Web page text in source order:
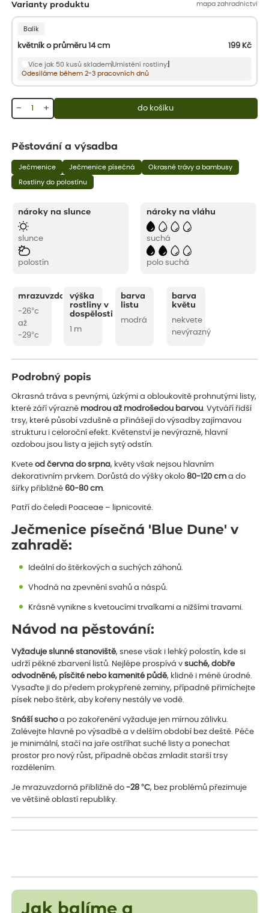
Varianty produktu mapa zahradnictví
Balík
květník o průměru 14 cm 199 Kč
Více jak 50 kusů sklademUmístění rostliny:
Odesíláme během 2-3 pracovních dnů
+
− do košíku
Pěstování a výsadba
Ječmenice Ječmenice písečná Okrasné trávy a bambusy
Rostliny do polostínu
nároky na slunce
slunce
polostín
nároky na vláhu
suchá
polo suchá
mrazuvzdornost
-26°c
až
-29°c
výška
rostliny v
dospělosti
1 m
barva
listu
modrá
barva
květu
nekvete
nevýrazný
Podrobný popis
Okrasná tráva s pevnými, úzkými a obloukovitě prohnutými listy,
které září výrazně modrou až modrošedou barvou. Vytváří řidší
trsy, které působí vzdušně a přinášejí do výsadby zajímavou
strukturu i celoroční efekt. Květenství je nevýrazné, hlavní
ozdobou jsou listy a jejich sytý odstín.
Kveteod června do srpna, květy však nejsou hlavním
dekorativním prvkem. Dorůstá do výšky okolo80-120 cm a do
šířky přibližně 60-80 cm
Patří do čeledi Poaceae – lipnicovité.
Ječmenice písečná 'Blue Dune' v
zahradě:
Ideální do štěrkových a suchých záhonů.
Vhodná na zpevnění svahů a náspů.
Krásně vynikne s kvetoucími trvalkami a nižšími travami.
Návod na pěstování:
Vyžaduje slunné stanoviště, snese však i lehký polostín, kde si
udrží pěkné zbarvení listů. Nejlépe prospívá vsuché, dobře
odvodněné, písčité nebo kamenité půdě, klidně i méně úrodné.
Vysaďte ji do předem prokypřené zeminy, případně přimíchejte
písek nebo štěrk, aby kořeny nestály ve vodě.
Snáší suchoa po zakořenění vyžaduje jen mírnou zálivku.
Zalévejte hlavně po výsadbě a v delším období bez deště. Péče
je minimální, stačí na jaře ostříhat suché listy a ponechat
prostor pro nový růst, případně občas zmladit starší trsy
rozdělením.
Je mrazuvzdorná přibližně do-28 °C, bez problémů přezimuje
ve většině oblastí republiky.
Jak balíme a